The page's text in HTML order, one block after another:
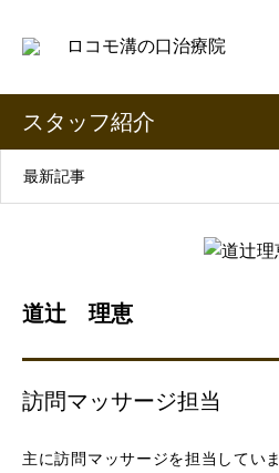
スタッフ紹介
最新記事
道辻 理恵
訪問マッサージ担当
主に訪問マッサージを担当してい